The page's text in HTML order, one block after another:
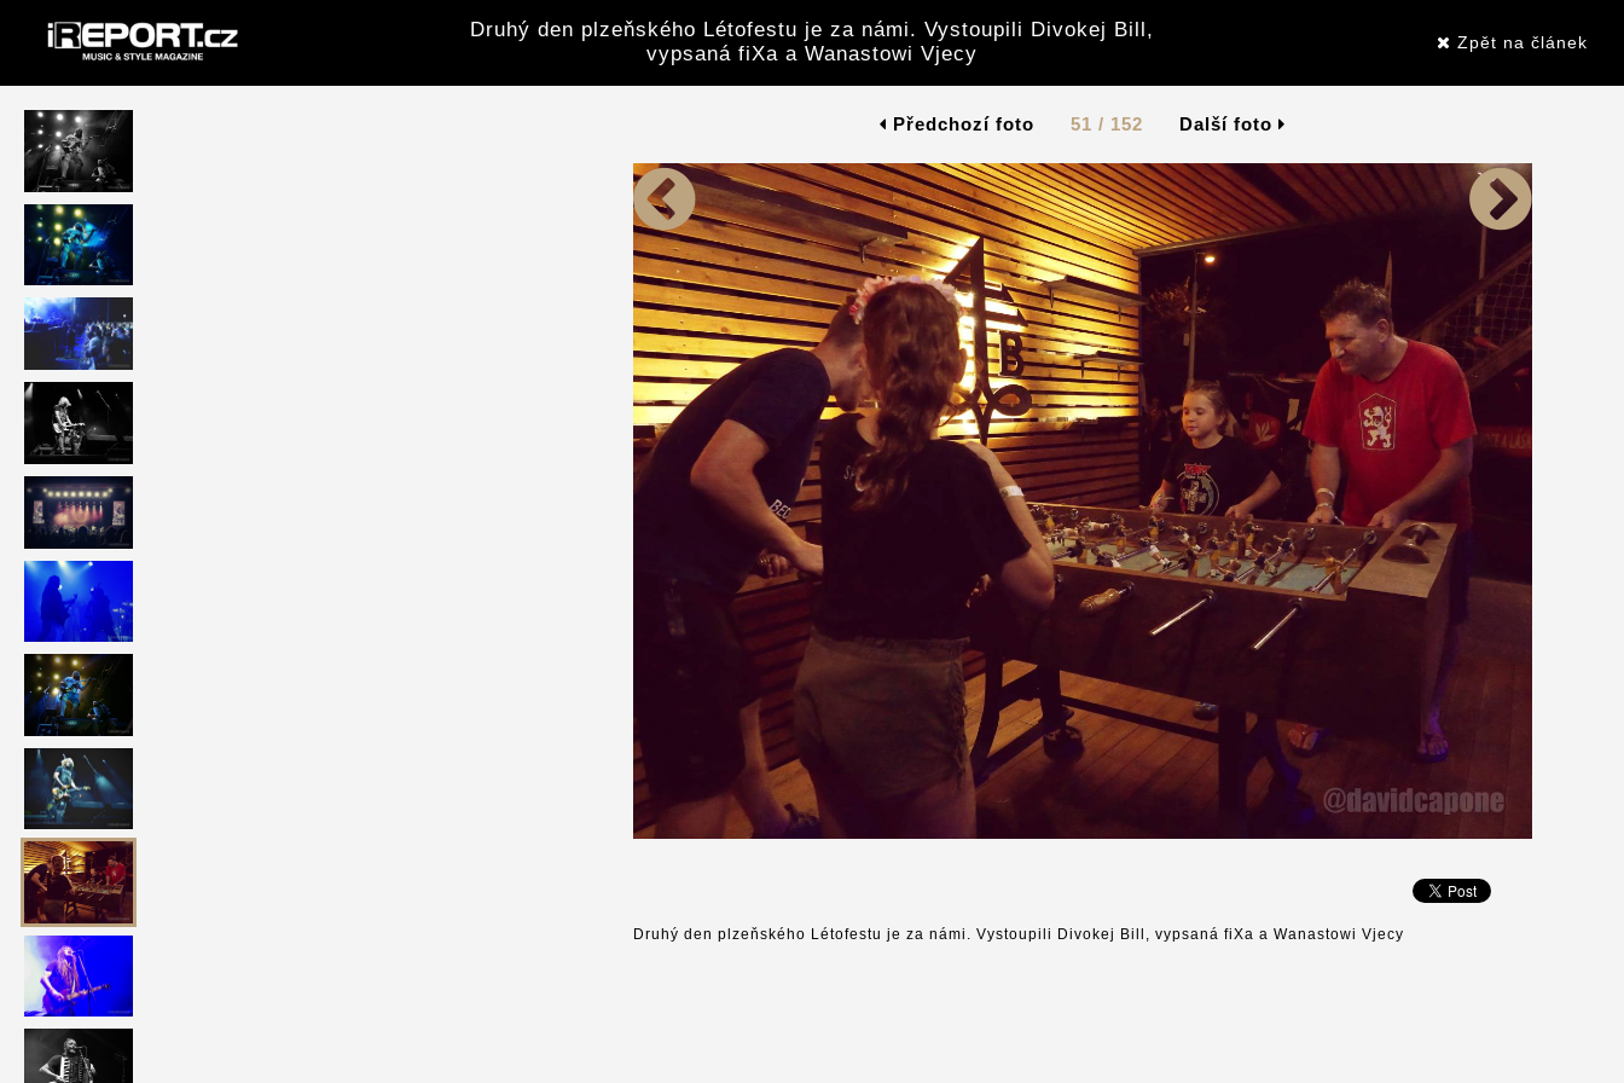
Druhý den plzeňského Létofestu je za námi. Vystoupili Divokej Bill,
vypsaná fiXa a Wanastowi Vjecy
Zpět na článek
Předchozí foto 51 / 152 Další foto
Druhý den plzeňského Létofestu je za námi. Vystoupili Divokej Bill, vypsaná fiXa a Wanastowi Vjecy